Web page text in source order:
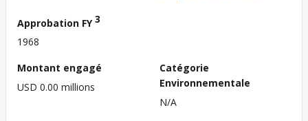
Approbation FY3
1968
Montant engagé
USD 0.00 millions
Catégorie
Environnementale
N/A